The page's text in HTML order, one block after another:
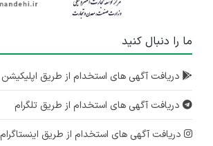
ما را دنبال کنید
دریافت آگهی های استخدام از طریق اپلیکیشن
دریافت آگهی های استخدام از طریق تلگرام
دریافت آگهی های استخدام از طریق اینستاگرام